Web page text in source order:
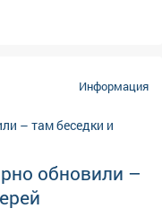
Информация
обновили –